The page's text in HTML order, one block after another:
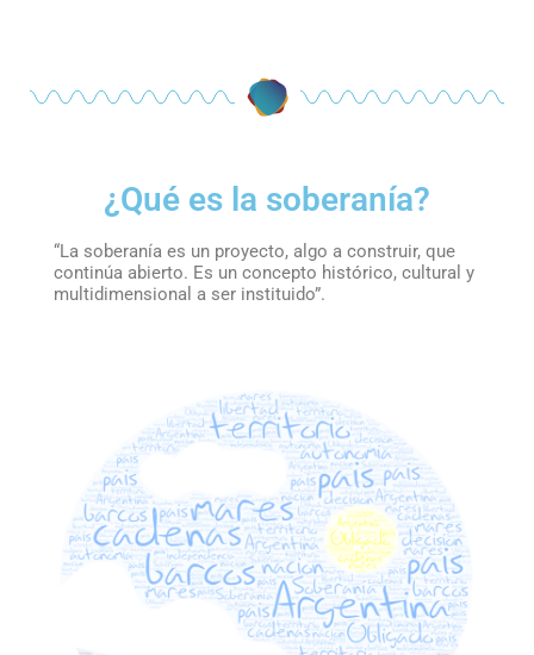
¿Qué es la soberanía?
“La soberanía es un proyecto, algo a construir, que
continúa abierto. Es un concepto histórico, cultural y
multidimensional a ser instituido”.